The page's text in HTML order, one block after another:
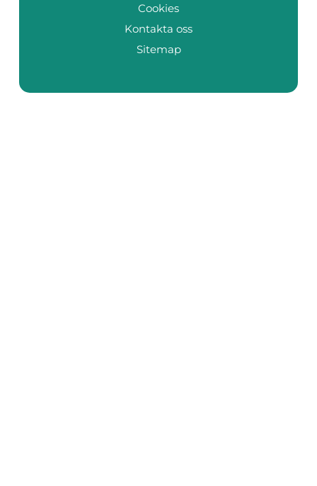
Cookies
Kontakta oss
Sitemap